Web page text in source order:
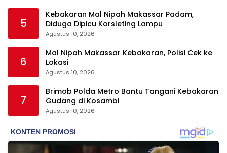
5
Kebakaran Mal Nipah Makassar Padam,
Diduga Dipicu Korsleting Lampu
Agustus 10, 2026
6
Mal Nipah Makassar Kebakaran, Polisi Cek ke
Lokasi
Agustus 10, 2026
7
Brimob Polda Metro Bantu Tangani Kebakaran
Gudang di Kosambi
Agustus 10, 2026